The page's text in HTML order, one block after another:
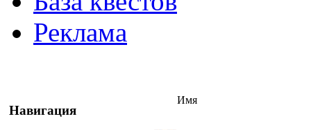
Реклама
Навигация
Имя